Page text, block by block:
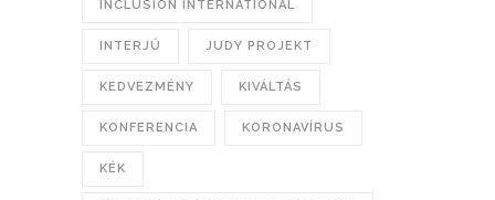
INCLUSION INTERNATIONAL
INTERJÚ JUDY PROJEKT
KEDVEZMÉNY KIVÁLTÁS
KONFERENCIA KORONAVÍRUS
KÉK